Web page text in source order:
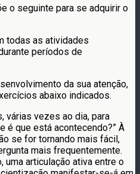
o seguinte para se adquirir o
todas as atividades
períodos de
da sua atenção,
abaixo indicados.
várias vezes ao dia, para
é que está acontecendo?” À
se for tornando mais fácil,
mais frequentemente.
uma articulação ativa entre o